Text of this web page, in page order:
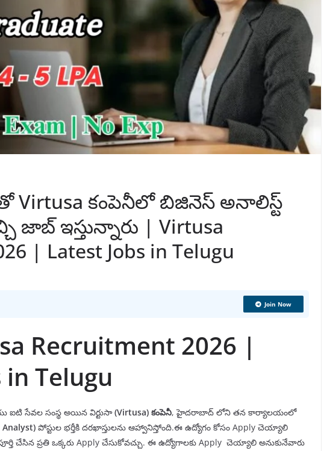
Virtusa కంపెనీలో బిజినెస్ అనాలిస్ట్
జాబ్ ఇస్తున్నారు | Virtusa
| Latest Jobs in Telugu
Join Now
Recruitment 2026 |
in Telugu
ఐటి సేవల సంస్థ అయిన విర్టుసా(Virtusa) కంపెనీ, హైదరాబాద్ లోని తన కార్యాలయంలో
Analyst) పోస్టుల భర్తీకి దరఖాస్తులను ఆహ్వానిస్తోంది.ఈ ఉద్యోగం కోసం Apply చెయ్యాలి
చేసిన ప్రతి ఒక్కరు Apply చేసుకోవచ్చు. ఈ ఉద్యోగాలకు Apply చెయ్యాలి అనుకునేవారు